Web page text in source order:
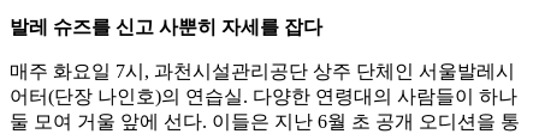
발레 슈즈를 신고 사뿐히 자세를 잡다
매주 화요일 7시, 과천시설관리공단 상주 단체인 서울발레시
어터(단장 나인호)의 연습실. 다양한 연령대의 사람들이 하나
둘 모여 거울 앞에 선다. 이들은 지난 6월 초 공개 오디션을 통